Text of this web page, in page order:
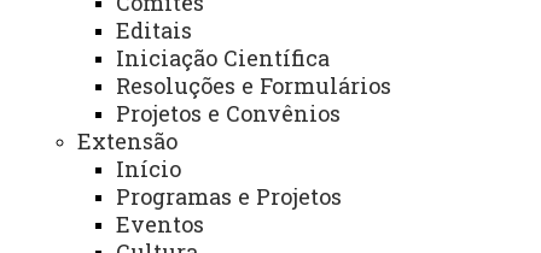
Editais
Iniciação Científica
Resoluções e Formulários
Projetos e Convênios
Extensão
Início
Programas e Projetos
Eventos
Ouvidoria
Portal Office 365
Sistemas
Webmail